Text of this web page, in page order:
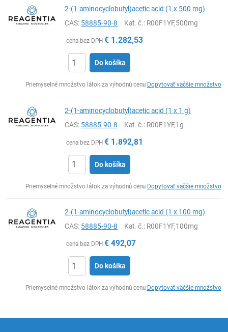
2-(1-aminocyclobutyl)acetic acid (1 x 500 mg)
CAS: 58885-90-8 Kat. č.: R00F1YF,500mg
cena bez DPH € 1.282,53
Do košíka
Priemyselné množstvo látok za výhodnú cenu Dopytovať väčšie množstvo
2-(1-aminocyclobutyl)acetic acid (1 x 1 g)
CAS: 58885-90-8 Kat. č.: R00F1YF,1g
cena bez DPH € 1.892,81
Do košíka
Priemyselné množstvo látok za výhodnú cenu Dopytovať väčšie množstvo
2-(1-aminocyclobutyl)acetic acid (1 x 100 mg)
CAS: 58885-90-8 Kat. č.: R00F1YF,100mg
cena bez DPH € 492,07
Do košíka
Priemyselné množstvo látok za výhodnú cenu Dopytovať väčšie množstvo